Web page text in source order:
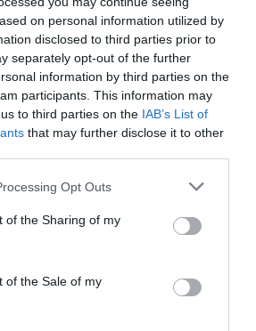
on personal information utilized by
disclosed to third parties prior to
separately opt-out of the further
information by third parties on the
participants. This information may
to third parties on the IAB’s List of
that may further disclose it to other
Opt Outs
of the Sharing of my
of the Sale of my
, που θέλησε να μείνει πιστός
και στο γράμμα του
διασώζοντας το νεύρο,
χιούμορ και το πάθος
της Ρούλας Ρέβη: